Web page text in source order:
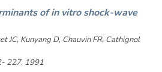
of in vitro shock-wave
JC, Kunyang D, Chauvin FR, Cathignol
227, 1991